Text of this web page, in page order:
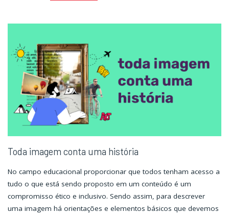
Toda imagem conta uma história
No campo educacional proporcionar que todos tenham acesso a
tudo o que está sendo proposto em um conteúdo é um
compromisso ético e inclusivo. Sendo assim, para descrever
uma imagem há orientações e elementos básicos que devemos